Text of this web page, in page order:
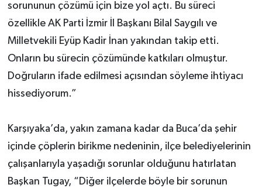
sorununun çözümü için bize yol açtı. Bu süreci
özellikle AK Parti İzmir İl Başkanı Bilal Saygılı ve
Milletvekili Eyüp Kadir İnan yakından takip etti.
Onların bu sürecin çözümünde katkıları olmuştur.
Doğruların ifade edilmesi açısından söyleme ihtiyacı
hissediyorum.”
Karşıyaka’da, yakın zamana kadar da Buca’da şehir
içinde çöplerin birikme nedeninin, ilçe belediyelerinin
çalışanlarıyla yaşadığı sorunlar olduğunu hatırlatan
Başkan Tugay, “Diğer ilçelerde böyle bir sorunun